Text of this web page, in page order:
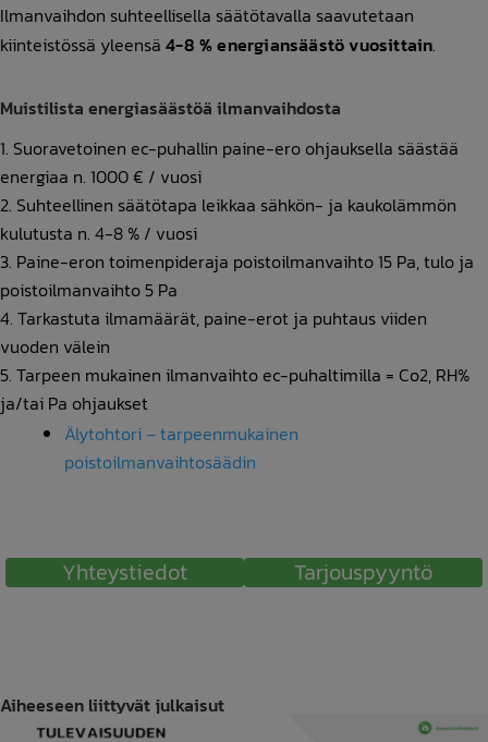
Ilmanvaihdon suhteellisella säätötavalla saavutetaan
kiinteistössä yleensä 4-8 % energiansäästö vuosittain.
Muistilista energiasäästöä ilmanvaihdosta
Suoravetoinen ec-puhallin paine-ero ohjauksella säästää
energiaa n. 1000 € / vuosi
Suhteellinen säätötapa leikkaa sähkön- ja kaukolämmön
kulutusta n. 4-8 % / vuosi
Paine-eron toimenpideraja poistoilmanvaihto 15 Pa, tulo ja
poistoilmanvaihto 5 Pa
Tarkastuta ilmamäärät, paine-erot ja puhtaus viiden
vuoden välein
Tarpeen mukainen ilmanvaihto ec-puhaltimilla = Co2, RH%
ja/tai Pa ohjaukset
Älytohtori – tarpeenmukainen
poistoilmanvaihtosäädin
Yhteystiedot Tarjouspyyntö
Aiheeseen liittyvät julkaisut